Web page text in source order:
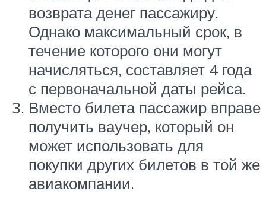
возврата денег пассажиру.
Однако максимальный срок, в
течение которого они могут
начисляться, составляет 4 года
с первоначальной даты рейса.
Вместо билета пассажир вправе
получить ваучер, который он
может использовать для
покупки других билетов в той же
авиакомпании.